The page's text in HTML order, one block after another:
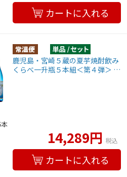
カートに入れる
鹿児島・宮崎５蔵の夏芋焼酎飲み
くらべ一升瓶５本組＜第４弾＞ …
14,289円 税込
カートに入れる